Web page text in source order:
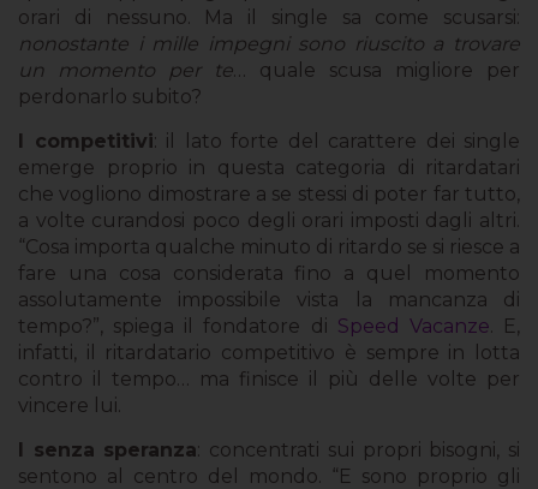
orari di nessuno. Ma il single sa come scusarsi:
nonostante i mille impegni sono riuscito a trovare
un momento per te… quale scusa migliore per
perdonarlo subito?
I competitivi: il lato forte del carattere dei single
emerge proprio in questa categoria di ritardatari
che vogliono dimostrare a se stessi di poter far tutto,
a volte curandosi poco degli orari imposti dagli altri.
“Cosa importa qualche minuto di ritardo se si riesce a
fare una cosa considerata fino a quel momento
assolutamente impossibile vista la mancanza di
tempo?”, spiega il fondatore di Speed Vacanze. E,
infatti, il ritardatario competitivo è sempre in lotta
contro il tempo… ma finisce il più delle volte per
vincere lui.
I senza speranza: concentrati sui propri bisogni, si
sentono al centro del mondo. “E sono proprio gli